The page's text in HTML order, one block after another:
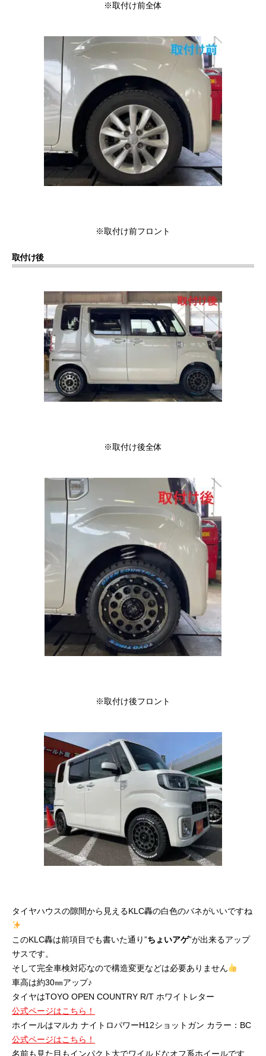
※取付け前全体
※取付け前フロント
取付け後
※取付け後全体
※取付け後フロント
タイヤハウスの隙間から見えるKLC轟の白色のバネがいいですね
このKLC轟は前項目でも書いた通り”ちょいアゲ”が出来るアップ
サスです。
そして完全車検対応なので構造変更などは必要ありません
車高は約30㎜アップ♪
タイヤはTOYO OPEN COUNTRY R/T ホワイトレター
公式ページはこちら！
ホイールはマルカ ナイトロパワーH12ショットガン カラー：BC
公式ページはこちら！
名前も見た目もインパクト大でワイルドなオフ系ホイールです